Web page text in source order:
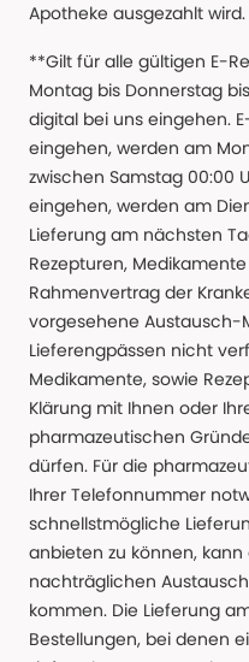
Apotheke ausgezahlt wird.
**Gilt für alle gültigen E-
Montag bis Donnerstag
digital bei uns eingehen.
eingehen, werden am
zwischen Samstag 00:00
eingehen, werden am
Lieferung am nächsten
Rezepturen,
Rahmenvertrag der
vorgesehene Austausch-
Lieferengpässen nicht
Medikamente, sowie
Klärung mit Ihnen oder
pharmazeutischen
dürfen. Für die
Ihrer Telefonnummer
schnellstmögliche
anbieten zu können,
nachträglichen
kommen. Die Lieferung
Bestellungen, bei denen